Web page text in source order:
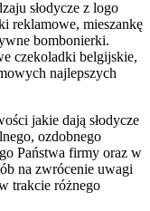
słodycze z logo
reklamowe, mieszankę
bombonierki.
czekoladki belgijskie,
najlepszych
jakie dają słodycze
ozdobnego
Państwa firmy oraz w
na zwrócenie uwagi
trakcie różnego